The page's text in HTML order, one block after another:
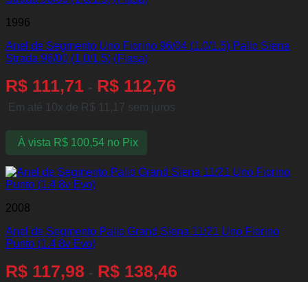
1996
Anel de Segmento Uno Fiorino 96/04 (1.0/1.5) Palio Siena
Strada 96/00 (1.0/1.5) (Fiasa)
R$ 111,71 - R$ 112,76
Em até 10x de R$ 11,17 sem juros
À vista R$100,54 no Pix
2008
Anel de Segmento Palio Grand Siena 11/21 Uno Fiorino
Punto (1.4 8v Evo)
R$ 117,98 - R$ 138,46